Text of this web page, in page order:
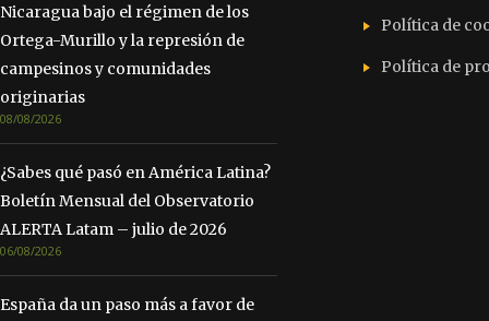
Nicaragua bajo el régimen de los
Ortega-Murillo y la represión de
campesinos y comunidades
originarias
08/08/2026
¿Sabes qué pasó en América Latina?
Boletín Mensual del Observatorio
ALERTA Latam – julio de 2026
06/08/2026
España da un paso más a favor de
Política de
Política de